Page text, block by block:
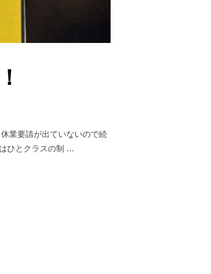
業要請が出ていないので続
ひとクラスの制 …